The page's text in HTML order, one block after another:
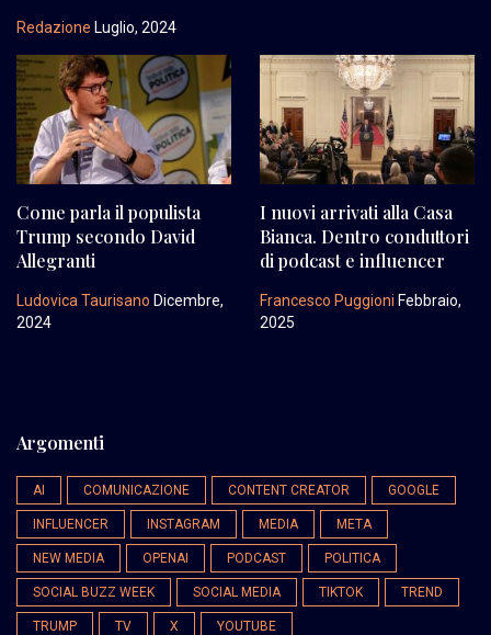
Redazione Luglio, 2024
Come parla il populista
Trump secondo David
Allegranti
Ludovica Taurisano Dicembre,
2024
I nuovi arrivati alla Casa
Bianca. Dentro conduttori
di podcast e influencer
Francesco Puggioni Febbraio,
2025
Argomenti
AI COMUNICAZIONE CONTENT CREATOR GOOGLE
INFLUENCER INSTAGRAM MEDIA META
NEW MEDIA OPENAI PODCAST POLITICA
SOCIAL BUZZ WEEK SOCIAL MEDIA TIKTOK TREND
TRUMP TV X YOUTUBE